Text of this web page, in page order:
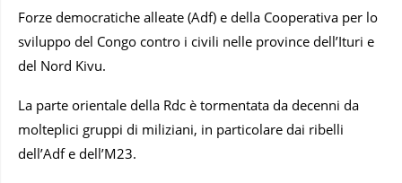
Forze democratiche alleate (Adf) e della Cooperativa per lo
sviluppo del Congo contro i civili nelle province dell’Ituri e
del Nord Kivu.
La parte orientale della Rdc è tormentata da decenni da
molteplici gruppi di miliziani, in particolare dai ribelli
dell’Adf e dell’M23.